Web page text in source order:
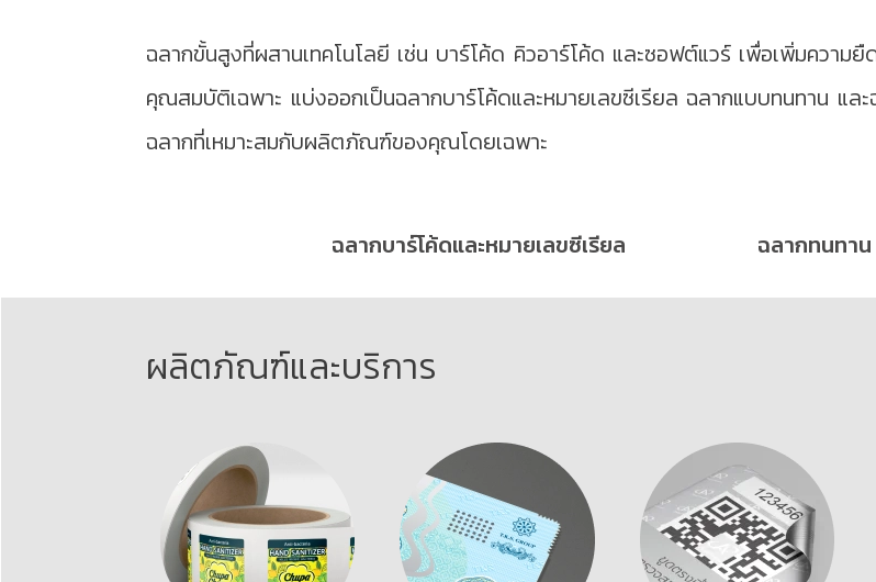
ฉลากขั้นสูงที่ผสานเทคโนโลยี เช่น บาร์โค้ด คิวอาร์โค้ด และซอฟต์แวร์ เพื่อเพิ่มความ
คุณสมบัติเฉพาะ แบ่งออกเป็นฉลากบาร์โค้ดและหมายเลขซีเรียล ฉลากแบบทนทาน แล
ฉลากที่เหมาะสมกับผลิตภัณฑ์ของคุณโดยเฉพาะ
ฉลากบาร์โค้ดและหมายเลขซีเรียล ฉลากทนทาน
ผลิตภัณฑ์และบริการ